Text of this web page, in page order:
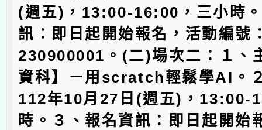
(週五)，13:00-16:00，三小時
訊：即日起開始報名，活動編號
230900001。(二)場次二：１、
資科】－用scratch輕鬆學AI。
112年10月27日(週五)，13:00-
時。３、報名資訊：即日起開始